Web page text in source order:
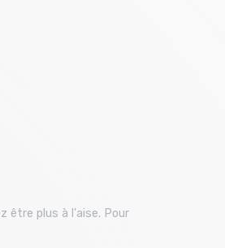
être plus à l'aise. Pour